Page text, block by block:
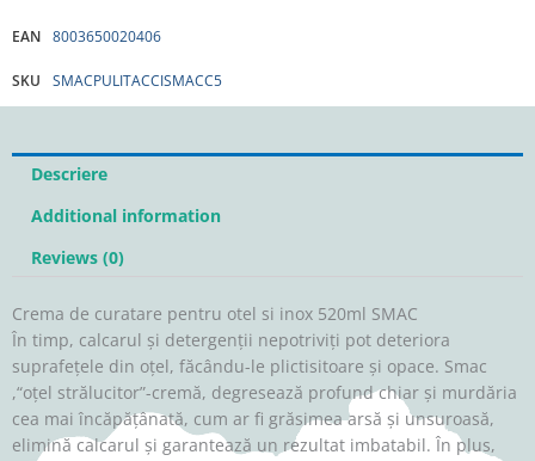
si
520ml
SMAC
EAN 8003650020406
SKU SMACPULITACCISMACC5
Descriere
Additional information
Reviews (0)
Crema de curatare pentru otel si inox 520ml SMAC
În timp, calcarul și detergenții nepotriviți pot deteriora
suprafețele din oțel, făcându-le plictisitoare și opace. Smac
,“oțel strălucitor”-cremă, degresează profund chiar și murdăria
cea mai încăpățânată, cum ar fi grăsimea arsă și unsuroasă,
elimină calcarul și garantează un rezultat imbatabil. În plus,